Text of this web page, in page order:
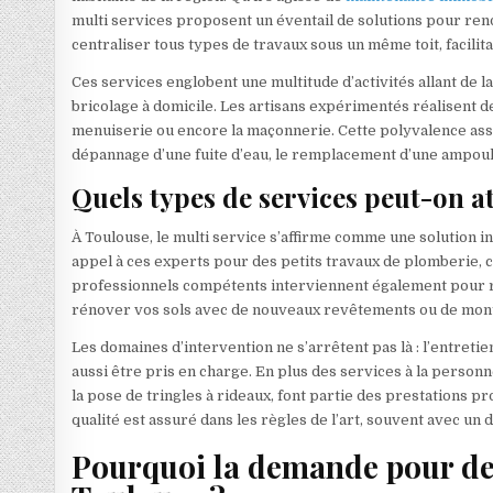
multi services proposent un éventail de solutions pour
centraliser tous types de travaux sous un même toit,
Ces services englobent une multitude d’activités allant
bricolage à domicile. Les artisans expérimentés réalisent
menuiserie ou encore la maçonnerie. Cette polyvalence
dépannage d’une fuite d’eau, le remplacement d’une
Quels types de services peut-on
À Toulouse, le multi service s’affirme comme une
appel à ces experts pour des petits travaux de plomberie,
professionnels compétents interviennent également pour
rénover vos sols avec de nouveaux revêtements ou de
Les domaines d’intervention ne s’arrêtent pas là :
aussi être pris en charge. En plus des services à la
la pose de tringles à rideaux, font partie des prestations
qualité est assuré dans les règles de l’art, souvent avec
Pourquoi la demande pour